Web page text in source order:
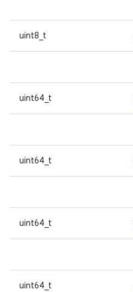
uint8_t
uint64_t
uint64_t
uint64_t
uint64_t